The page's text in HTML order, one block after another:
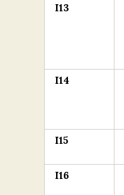
I13
I14
I15
I16